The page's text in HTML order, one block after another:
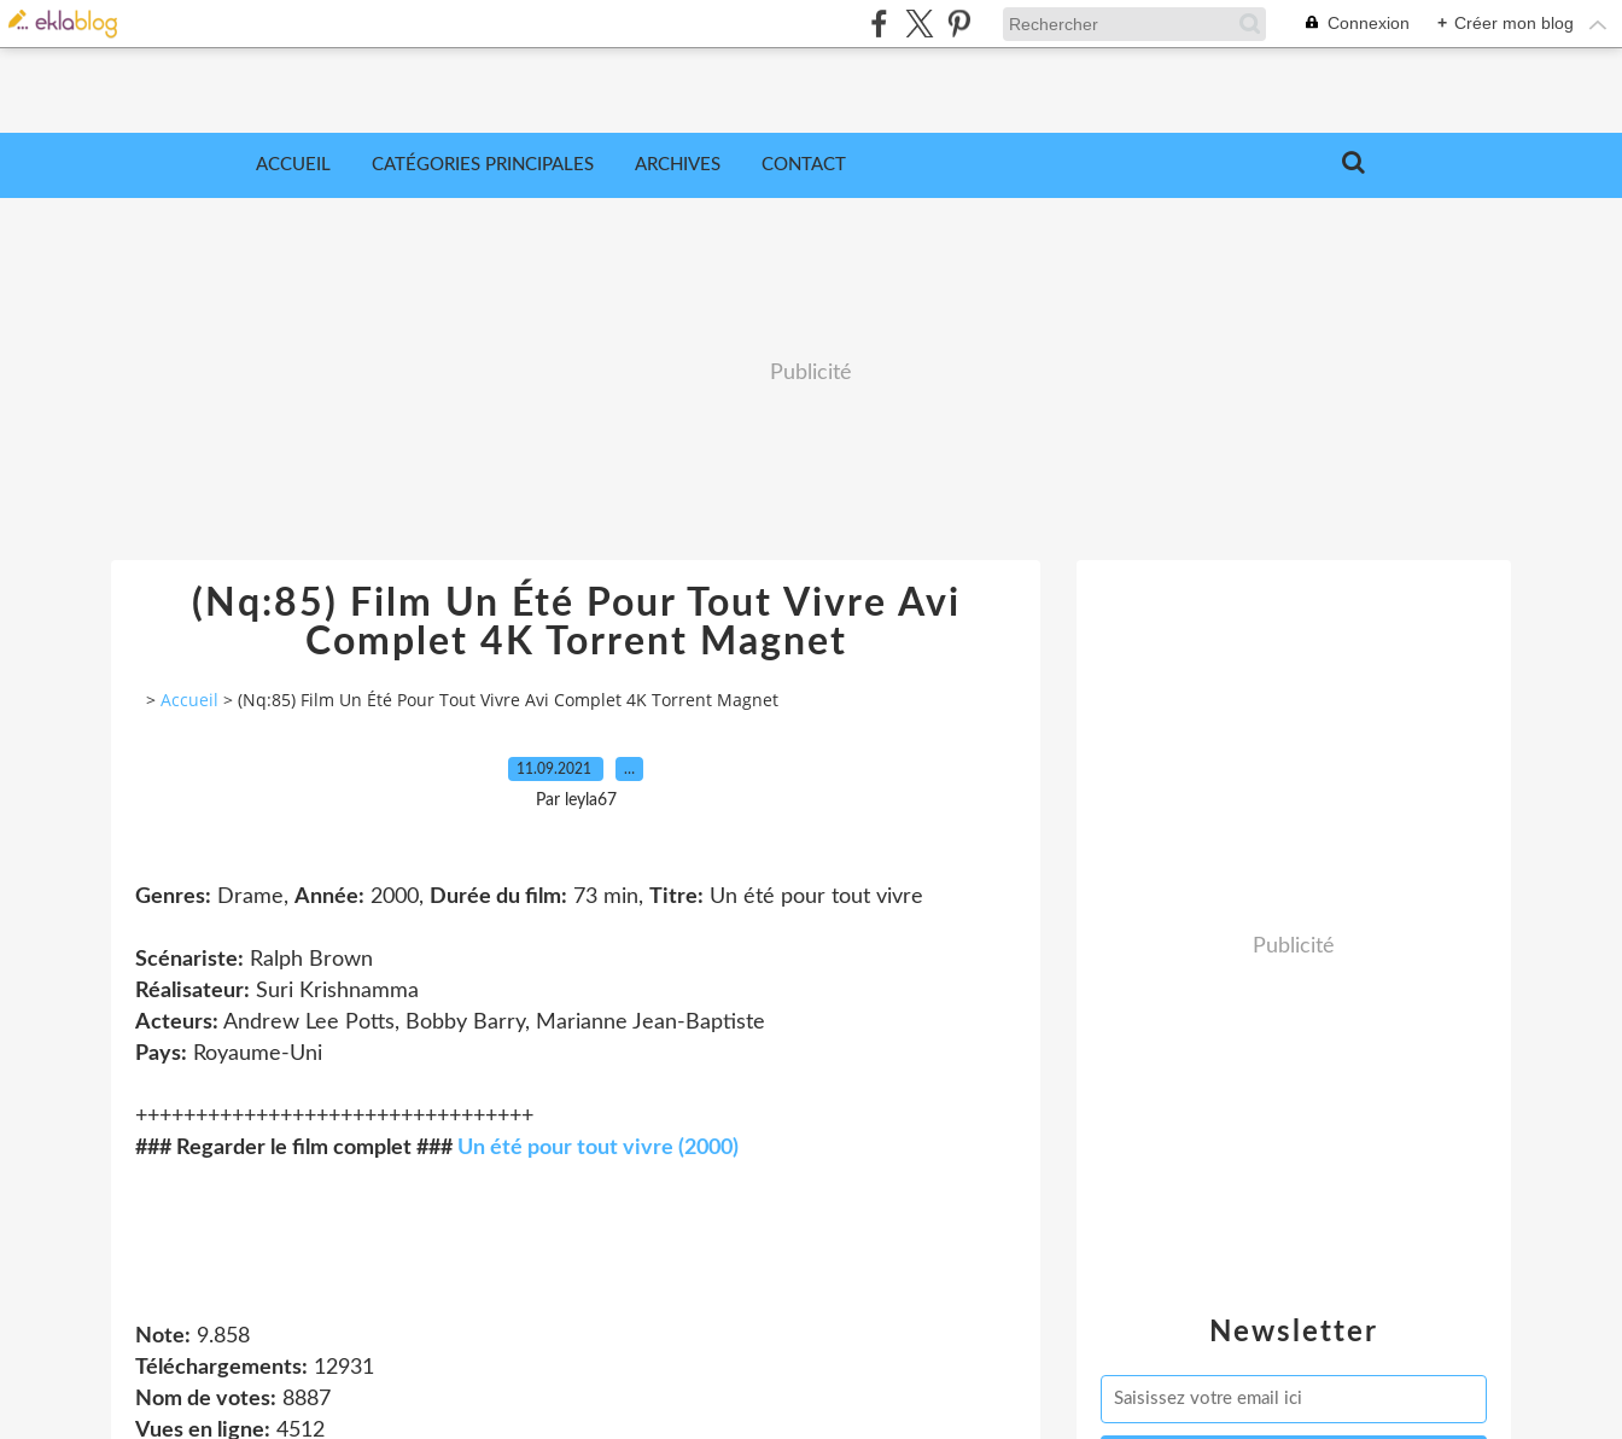
Connexion + Créer mon blog
ACCUEIL CATÉGORIES PRINCIPALES ARCHIVES CONTACT
Publicité
(Nq:85) Film Un Été Pour Tout Vivre Avi
Complet 4K Torrent Magnet
> Accueil > (Nq:85) Film Un Été Pour Tout Vivre Avi Complet 4K Torrent Magnet
11.09.2021 …
Par leyla67
Genres: Drame, Année: 2000, Durée du film: 73 min, Titre: Un été pour tout vivre
Scénariste: Ralph Brown
Réalisateur: Suri Krishnamma
Acteurs: Andrew Lee Potts, Bobby Barry, Marianne Jean-Baptiste
Pays: Royaume-Uni
+++++++++++++++++++++++++++++++++
### Regarder le film complet ### Un été pour tout vivre (2000)
Note: 9.858
Téléchargements: 12931
Nom de votes: 8887
Vues en ligne: 4512
Newsletter
Publicité